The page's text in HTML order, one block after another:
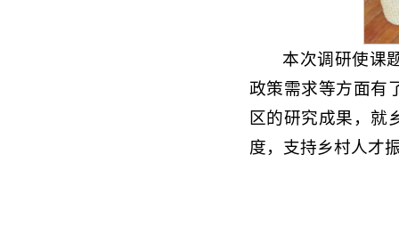
本次调研使课
政策需求等方面有
区的研究成果，就
度，支持乡村人才